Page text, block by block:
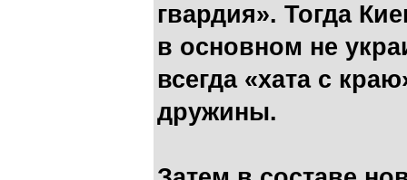
гвардия». Тогда
в основном не
всегда «хата с
дружины.